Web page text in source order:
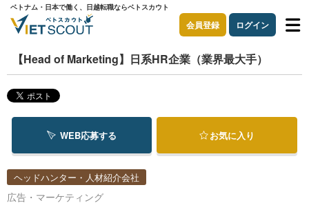
ベトナム・日本で働く、日越転職ならベトスカウト
会員登録 ログイン
【Head of Marketing】日系HR企業（業界最大手）
WEB応募する お気に入り
ヘッドハンター・人材紹介会社
広告・マーケティング